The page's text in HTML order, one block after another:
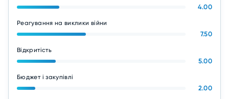
4.00
Реагування на виклики війни
7.50
Відкритість
5.00
Бюджет і закупівлі
2.00